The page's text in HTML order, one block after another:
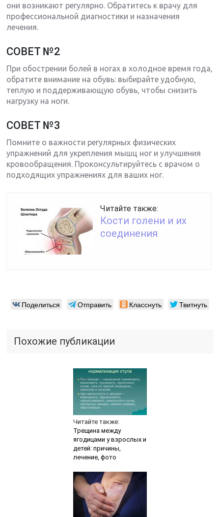
они возникают регулярно. Обратитесь к врачу для
профессиональной диагностики и назначения
лечения.
СОВЕТ №2
При обострении болей в ногах в холодное время года,
обратите внимание на обувь: выбирайте удобную,
теплую и поддерживающую обувь, чтобы снизить
нагрузку на ноги.
СОВЕТ №3
Помните о важности регулярных физических
упражнений для укрепления мышц ног и улучшения
кровообращения. Проконсультируйтесь с врачом о
подходящих упражнениях для ваших ног.
Читайте также:
Кости голени и их
соединения
Поделиться Отправить Класснуть Твитнуть
Похожие публикации
Читайте также:
Трещина между
ягодицами у взрослых и
детей: причины,
лечение, фото